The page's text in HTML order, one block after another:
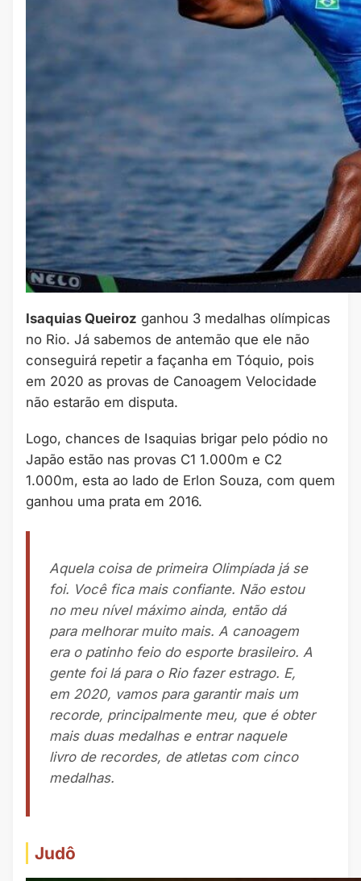
Isaquias Queiroz ganhou 3 medalhas olímpicas
no Rio. Já sabemos de antemão que ele não
conseguirá repetir a façanha em Tóquio, pois
em 2020 as provas de Canoagem Velocidade
não estarão em disputa.
Logo, chances de Isaquias brigar pelo pódio no
Japão estão nas provas C1 1.000m e C2
1.000m, esta ao lado de Erlon Souza, com quem
ganhou uma prata em 2016.
Aquela coisa de primeira Olimpíada já se
foi. Você fica mais confiante. Não estou
no meu nível máximo ainda, então dá
para melhorar muito mais. A canoagem
era o patinho feio do esporte brasileiro. A
gente foi lá para o Rio fazer estrago. E,
em 2020, vamos para garantir mais um
recorde, principalmente meu, que é obter
mais duas medalhas e entrar naquele
livro de recordes, de atletas com cinco
medalhas.
Judô